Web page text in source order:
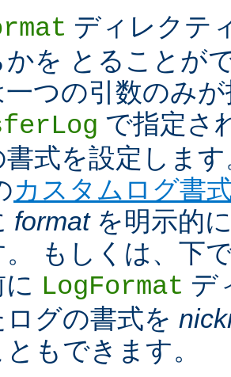
ディレクテ
かを とることが
つの引数のみ
で指定さ
書式を設定しま
カスタムログ書
formatを明示的
。 もしくは、下
LogFormat デ
ログの書式を
もできます。